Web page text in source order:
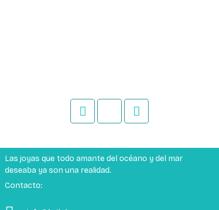
Las joyas que todo amante del océano y del mar
deseaba ya son una realidad.
Contacto: